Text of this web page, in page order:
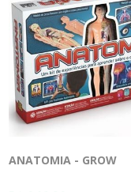
ANATOMIA - GROW